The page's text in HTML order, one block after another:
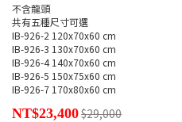
不含龍頭
共有五種尺寸可選
IB-926-2 120x70x60 cm
IB-926-3 130x70x60 cm
IB-926-4 140x70x60 cm
IB-926-5 150x75x60 cm
IB-926-7 170x80x60 cm
NT$23,400$29,000